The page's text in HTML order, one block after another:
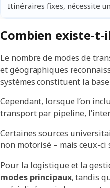
Itinéraires fixes, nécessite
Combien existe-t-
Le nombre de modes de
et géographiques
systèmes constituent la
Cependant, lorsque l’on
transport par pipeline,
Certaines sources
non motorisé – mais ceux-
Pour la logistique et la
modes principaux, tandis